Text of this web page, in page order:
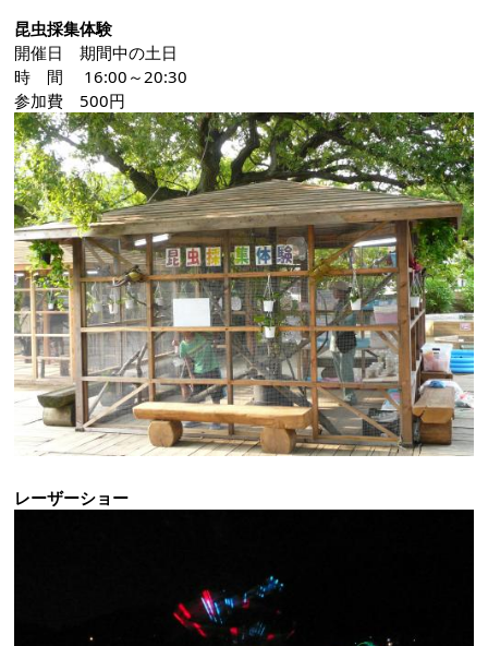
昆虫採集体験
開催日 期間中の土日
時 間 16:00～20:30
参加費 500円
レーザーショー